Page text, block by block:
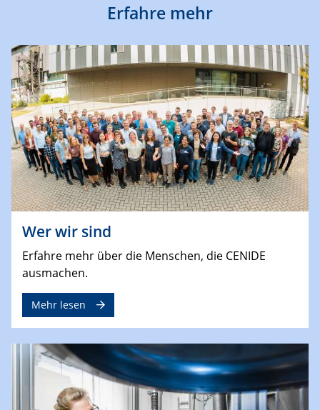
Erfahre mehr
Wer wir sind
Erfahre mehr über die Menschen, die CENIDE
ausmachen.
Mehr lesen